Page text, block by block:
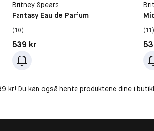
Britney Spears
Fantasy Eau de Parfum
(10)
Pris: 539 kr
539 kr
(11)
kr! Du kan også hente produktene dine i